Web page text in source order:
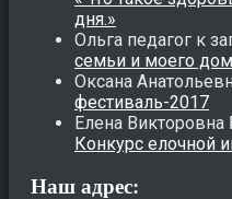
дня.»
Ольга педагог к
семьи и моего
Оксана
фестиваль-2017
Елена Викторовна
Конкурс елочной
Наш адрес: